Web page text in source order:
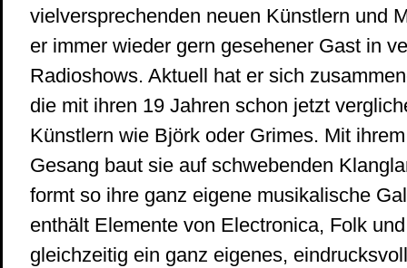
vielversprechenden neuen Künstlern und
er immer wieder gern gesehener Gast in
Radioshows. Aktuell hat er sich
die mit ihren 19 Jahren schon jetzt
Künstlern wie Björk oder Grimes. Mit
Gesang baut sie auf schwebenden
formt so ihre ganz eigene musikalische
enthält Elemente von Electronica, Folk
gleichzeitig ein ganz eigenes,